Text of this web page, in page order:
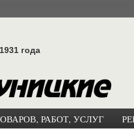
года
РАБОТ, УСЛУГ